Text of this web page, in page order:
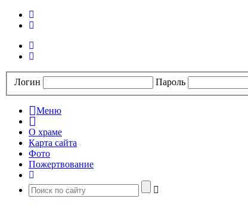
Логин Пароль
Меню
О храме
Карта сайта
Фото
Пожертвование